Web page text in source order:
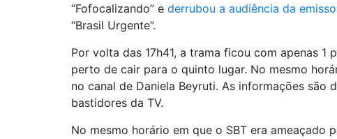
“Fofocalizando” e derrubou a audiência da
“Brasil Urgente”.
Por volta das 17h41, a trama ficou com apenas 1
perto de cair para o quinto lugar. No mesmo
no canal de Daniela Beyruti. As informações são
bastidores da TV.
No mesmo horário em que o SBT era ameaçado